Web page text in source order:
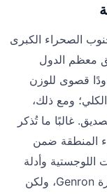
الصحراء الكبرى
معظم الدول
قصوى للوزن
ومع ذلك،
غالبًا ما تُذكر
المنطقة ضمن
اللوجستية وأدلة
الشحن الخاصة بكل ممر والتي راجعتها مبادرة Genron، ولكن